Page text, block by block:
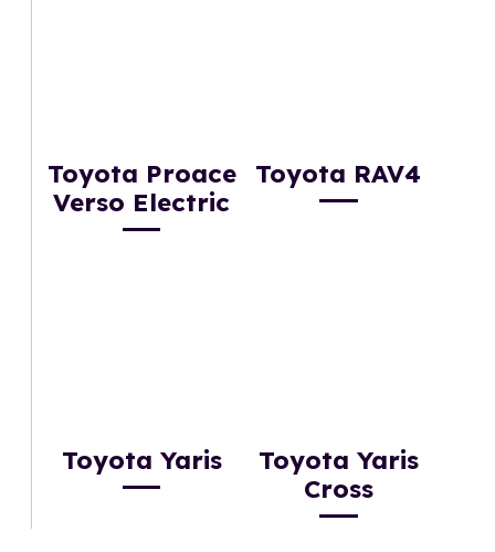
Toyota Proace
Verso Electric
Toyota RAV4
Toyota Yaris
Toyota Yaris
Cross